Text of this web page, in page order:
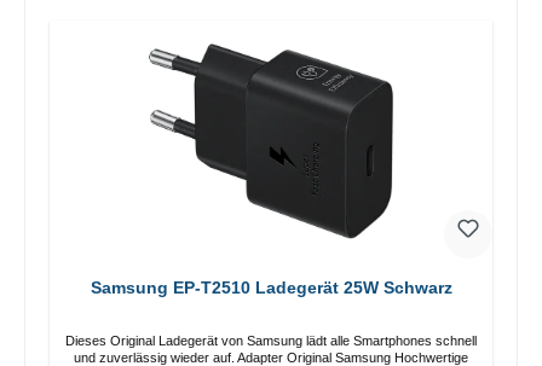
Samsung EP-T2510 Ladegerät 25W Schwarz
Dieses Original Ladegerät von Samsung lädt alle Smartphones schnell
und zuverlässig wieder auf. Adapter Original Samsung Hochwertige